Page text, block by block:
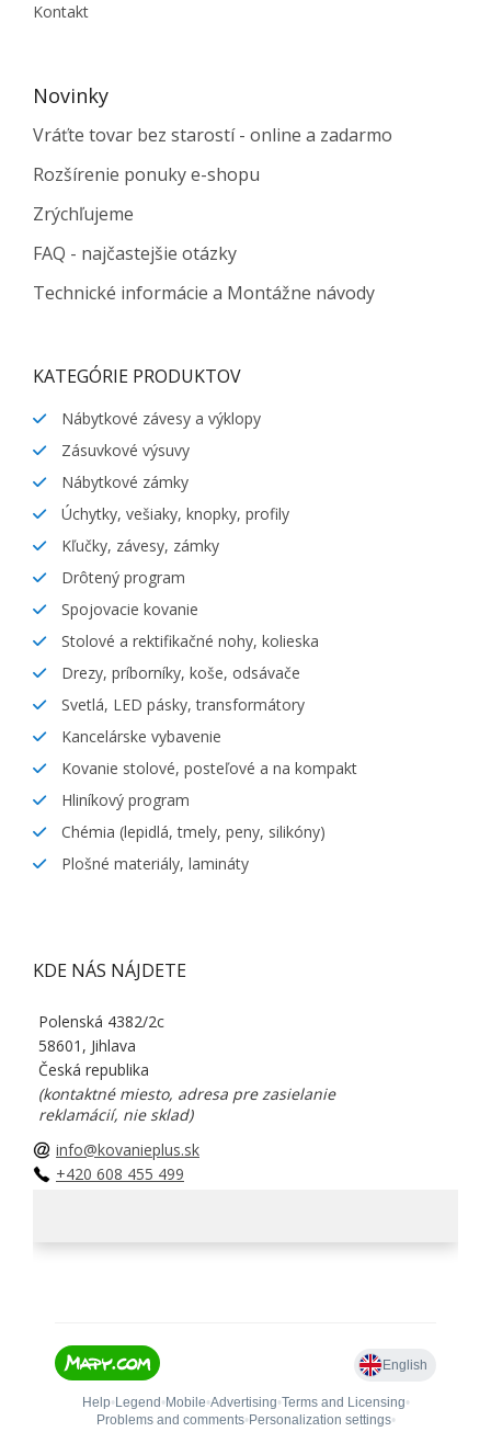
Kontakt
Novinky
Vráťte tovar bez starostí - online a zadarmo
Rozšírenie ponuky e-shopu
Zrýchľujeme
FAQ - najčastejšie otázky
Technické informácie a Montážne návody
KATEGÓRIE PRODUKTOV
Nábytkové závesy a výklopy
Zásuvkové výsuvy
Nábytkové zámky
Úchytky, vešiaky, knopky, profily
Kľučky, závesy, zámky
Drôtený program
Spojovacie kovanie
Stolové a rektifikačné nohy, kolieska
Drezy, príborníky, koše, odsávače
Svetlá, LED pásky, transformátory
Kancelárske vybavenie
Kovanie stolové, posteľové a na kompakt
Hliníkový program
Chémia (lepidlá, tmely, peny, silikóny)
Plošné materiály, lamináty
KDE NÁS NÁJDETE
Polenská 4382/2c
58601, Jihlava
Česká republika
(kontaktné miesto, adresa pre zasielanie
reklamácií, nie sklad)
info@kovanieplus.sk
+420 608 455 499